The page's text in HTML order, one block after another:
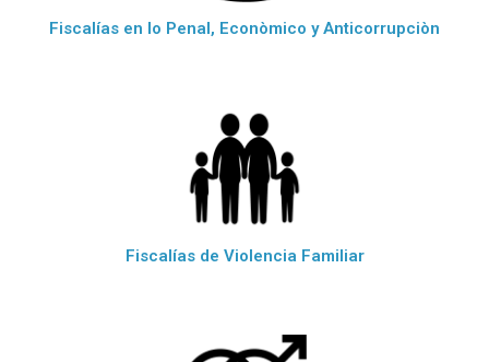
Fiscalías en lo Penal, Econòmico y Anticorrupciòn
Fiscalías de Violencia Familiar